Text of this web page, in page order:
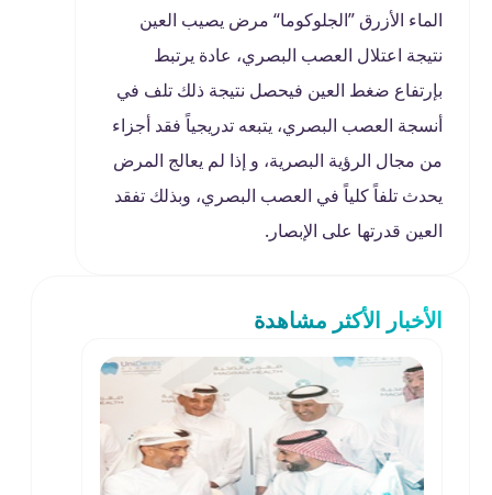
الماء الأزرق ”الجلوكوما“ مرض يصيب العين
نتيجة اعتلال العصب البصري، عادة يرتبط
بإرتفاع ضغط العين فيحصل نتيجة ذلك تلف في
أنسجة العصب البصري، يتبعه تدريجياً فقد أجزاء
من مجال الرؤية البصرية، و إذا لم يعالج المرض
يحدث تلفاً كلياً في العصب البصري، وبذلك تفقد
العين قدرتها على الإبصار.
الأخبار الأكثر مشاهدة